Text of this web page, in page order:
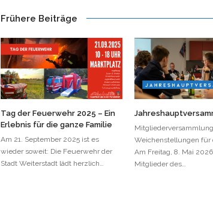
Frühere Beiträge
Tag der Feuerwehr 2025 – Ein
Erlebnis für die ganze Familie
Am 21. September 2025 ist es
wieder soweit: Die Feuerwehr der
Stadt Weiterstadt lädt herzlich…
Weichenstellungen
Am Freitag, 8. Mai
Mitglieder des…